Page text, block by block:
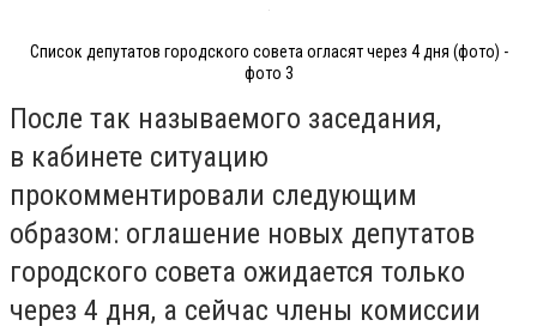
Список депутатов городского совета огласят через 4 дня (фото) -
фото 3
После так называемого заседания,
в кабинете ситуацию
прокомментировали следующим
образом: оглашение новых депутатов
городского совета ожидается только
через 4 дня, а сейчас члены комиссии